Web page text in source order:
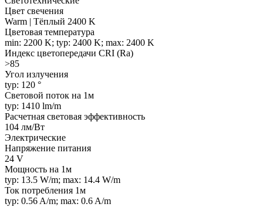
Цвет свечения
Warm | Тёплый 2400 K
Цветовая температура
min: 2200 K; typ: 2400 K; max: 2400 K
Индекс цветопередачи CRI (Ra)
>85
Угол излучения
typ: 120 °
Световой поток на 1м
typ: 1410 lm/m
Расчетная световая эффективность
104 лм/Вт
Электрические
Напряжение питания
24 V
Мощность на 1м
typ: 13.5 W/m; max: 14.4 W/m
Ток потребления 1м
typ: 0.56 A/m; max: 0.6 A/m